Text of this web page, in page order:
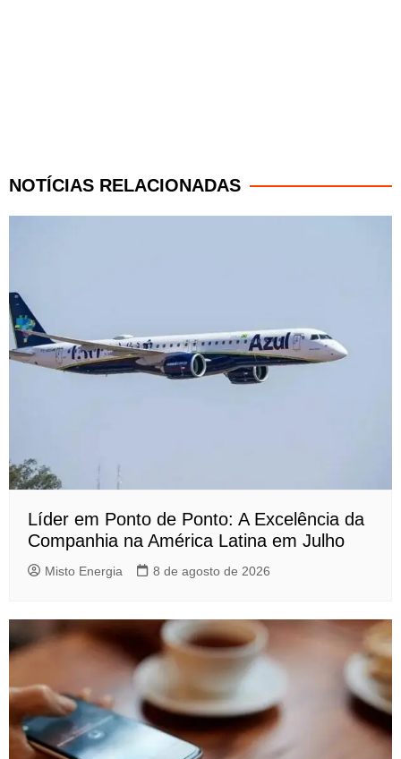
NOTÍCIAS RELACIONADAS
Líder em Ponto de Ponto: A Excelência da
Companhia na América Latina em Julho
Misto Energia 8 de agosto de 2026